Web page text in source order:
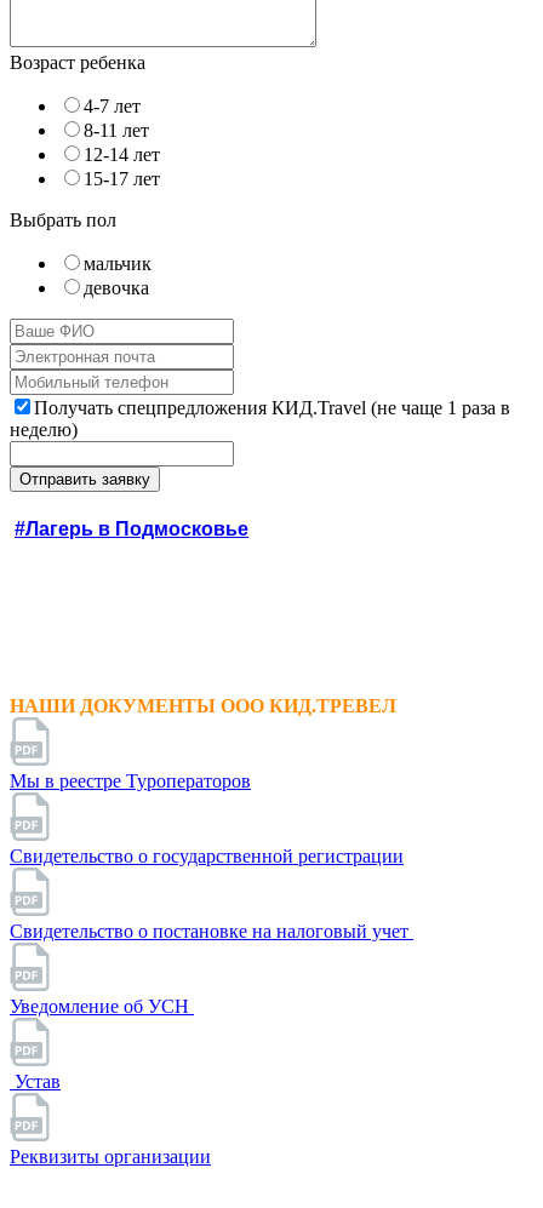
Возраст ребенка
4-7 лет
8-11 лет
12-14 лет
15-17 лет
Выбрать пол
мальчик
девочка
Получать спецпредложения КИД.Travel (не чаще 1 раза в
неделю)
#Лагерь в Подмосковье
НАШИ ДОКУМЕНТЫ ООО КИД.ТРЕВЕЛ
Мы в реестре Туроператоров
Свидетельство о государственной регистрации
Свидетельство о постановке на налоговый учет
Уведомление об УСН
Устав
Реквизиты организации